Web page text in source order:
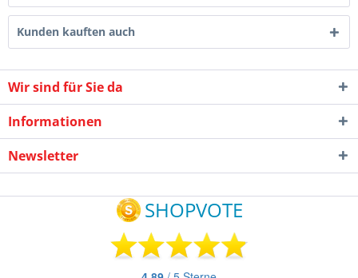
Kunden kauften auch
Wir sind für Sie da
Informationen
Newsletter